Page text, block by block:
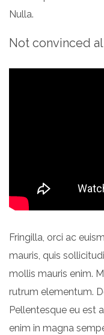
Nulla.
Not convinced
Fringilla, orci ac
mauris, quis
mollis mauris enim.
rutrum elementum.
Pellentesque eu est
enim in magna